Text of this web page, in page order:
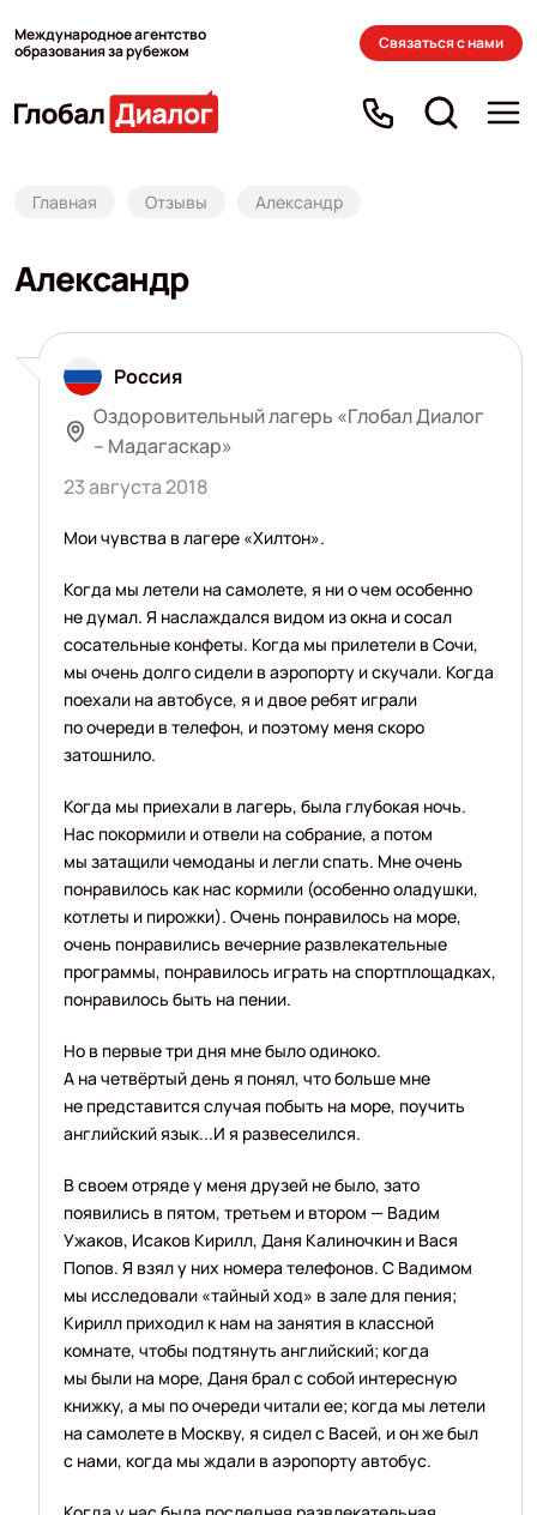
Международное агентство
образования за рубежом
Связаться с нами
Главная Отзывы Александр
Александр
Россия
Оздоровительный лагерь «Глобал Диалог
– Мадагаскар»
23 августа 2018
Мои чувства в лагере «Хилтон».
Когда мы летели на самолете, я ни о чем особенно
не думал. Я наслаждался видом из окна и сосал
сосательные конфеты. Когда мы прилетели в Сочи,
мы очень долго сидели в аэропорту и скучали. Когда
поехали на автобусе, я и двое ребят играли
по очереди в телефон, и поэтому меня скоро
затошнило.
Когда мы приехали в лагерь, была глубокая ночь.
Нас покормили и отвели на собрание, а потом
мы затащили чемоданы и легли спать. Мне очень
понравилось как нас кормили (особенно оладушки,
котлеты и пирожки). Очень понравилось на море,
очень понравились вечерние развлекательные
программы, понравилось играть на спортплощадках,
понравилось быть на пении.
Но в первые три дня мне было одиноко.
А на четвёртый день я понял, что больше мне
не представится случая побыть на море, поучить
английский язык...И я развеселился.
В своем отряде у меня друзей не было, зато
появились в пятом, третьем и втором — Вадим
Ужаков, Исаков Кирилл, Даня Калиночкин и Вася
Попов. Я взял у них номера телефонов. С Вадимом
мы исследовали «тайный ход» в зале для пения;
Кирилл приходил к нам на занятия в классной
комнате, чтобы подтянуть английский; когда
мы были на море, Даня брал с собой интересную
книжку, а мы по очереди читали ее; когда мы летели
на самолете в Москву, я сидел с Васей, и он же был
с нами, когда мы ждали в аэропорту автобус.